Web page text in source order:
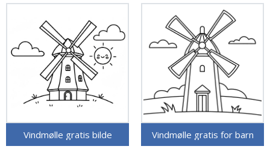
Vindmølle gratis bilde Vindmølle gratis for barn